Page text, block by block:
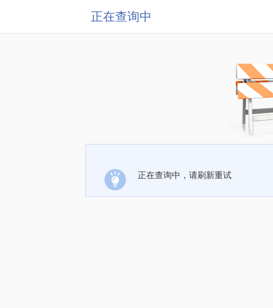
正在查询中
正在查询中，请刷新重试